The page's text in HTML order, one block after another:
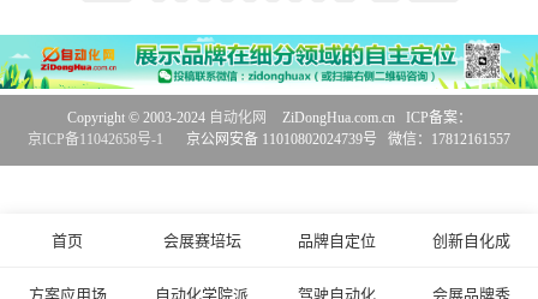
首页 会展赛培坛 品牌自定位 创新自化成
方案应用场 自动化学院派 驾驶自动化 会展品牌秀
Copyright © 2003-2024 自动化网
ZiDongHua.com.cn ICP备案：
京ICP备11042658号-1
京公网安备 11010802024739号 微信：17812161557